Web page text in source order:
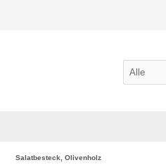
Salatbesteck, Olivenholz